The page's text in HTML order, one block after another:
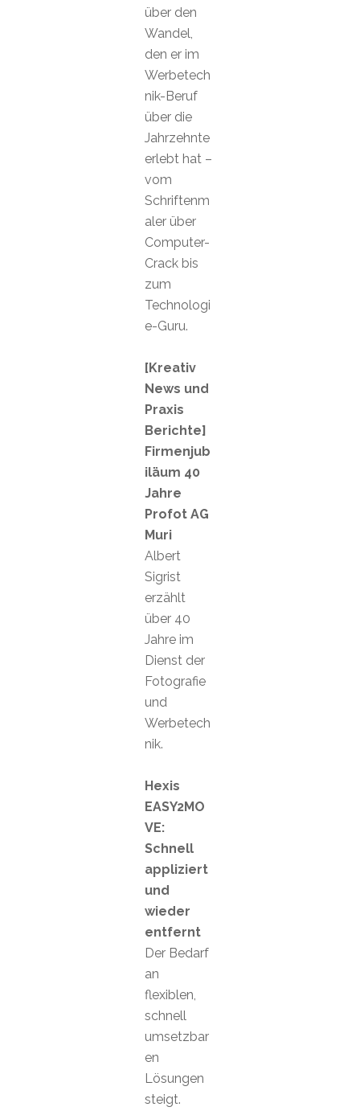
über den
Wandel,
den er im
Werbetech
nik-Beruf
über die
Jahrzehnte
erlebt hat –
vom
Schriftenm
aler über
Computer-
Crack bis
zum
Technologi
e-Guru.
[Kreativ
News und
Praxis
Berichte]
Firmenjub
iläum 40
Jahre
Profot AG
Muri
Albert
Sigrist
erzählt
über 40
Jahre im
Dienst der
Fotografie
und
Werbetech
nik.
Hexis
EASY2MO
VE:
Schnell
appliziert
und
wieder
entfernt
Der Bedarf
an
flexiblen,
schnell
umsetzbar
en
Lösungen
steigt.